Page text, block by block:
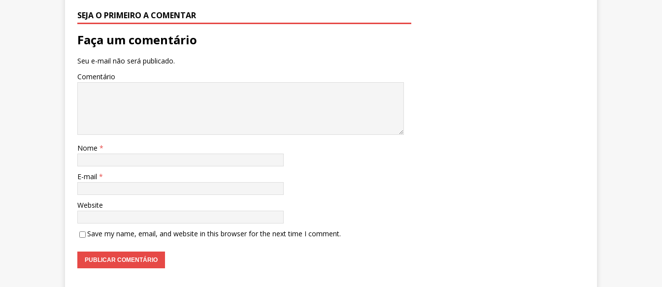
k r
SEJA O PRIMEIRO A COMENTAR
Faça um comentário
Seu e-mail não será publicado.
Comentário
Nome *
E-mail *
Website
Save my name, email, and website in this browser for the next time I comment.